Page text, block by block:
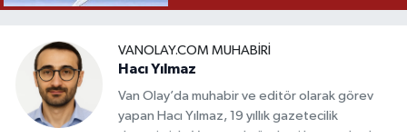
VANOLAY.COM MUHABIRI
Hacı Yılmaz
Van Olay’da muhabir ve editör olarak görev
yapan Hacı Yılmaz, 19 yıllık gazetecilik